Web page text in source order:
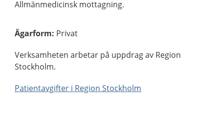
Allmänmedicinsk mottagning.
Ägarform: Privat
Verksamheten arbetar på uppdrag av Region
Stockholm.
Patientavgifter i Region Stockholm